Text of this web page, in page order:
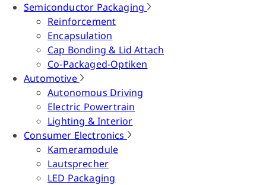
Semiconductor Packaging
Reinforcement
Encapsulation
Cap Bonding & Lid Attach
Co-Packaged-Optiken
Automotive
Autonomous Driving
Electric Powertrain
Lighting & Interior
Consumer Electronics
Kameramodule
Lautsprecher
LED Packaging